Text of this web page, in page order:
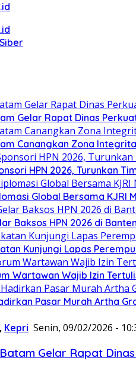
Gelar Rapat Dinas
Canangkan Zona
HPN 2026, Turunkan
Global Bersama KJRI
Baksos HPN 2026 di
Kunjungi Lapas
Wartawan Wajib Izin
Pasar Murah Artha
, Kepri Senin, 09/02/2026 -
Gelar Rapat